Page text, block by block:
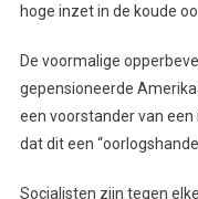
hoge inzet in de koude
De voormalige
gepensioneerde
een voorstander van
dat dit een
Socialisten zijn tegen